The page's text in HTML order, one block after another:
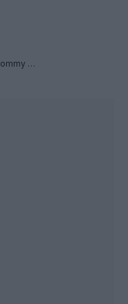
Królu złoty czy ci nie żal?: Popiór / Titus' Tommy Gun / Post Profession - Relacja